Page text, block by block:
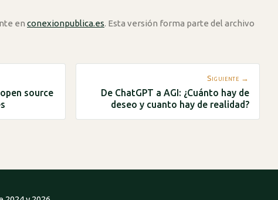
en conexionpublica.es. Esta versión forma parte del archivo
source
Siguiente →
De ChatGPT a AGI: ¿Cuánto hay de
deseo y cuanto hay de realidad?